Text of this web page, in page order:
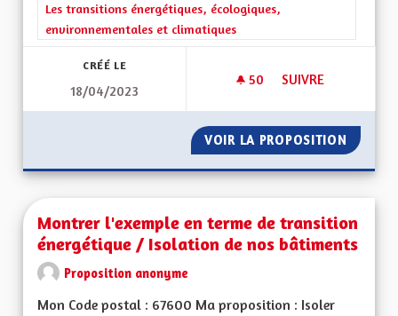
Filtrer les résultats de la catégorie : Les transitions
Les transitions énergétiques, écologiques,
environnementales et climatiques
CRÉÉ LE
18/04/2023
50 50 ABONNÉS
SUIVRE
VOIR LA PROPOSITION
Montrer l'exemple en terme de transition
énergétique / Isolation de nos bâtiments
Proposition anonyme
Mon Code postal : 67600 Ma proposition : Isoler